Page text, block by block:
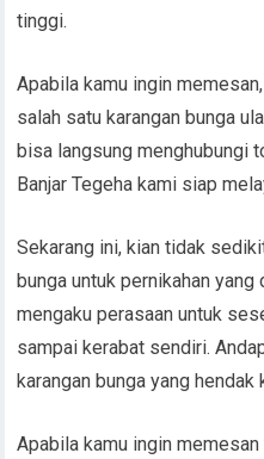
tinggi.
Apabila kamu ingin
salah satu karangan bunga
bisa langsung menghubungi
Banjar Tegeha kami siap
Sekarang ini, kian tidak
bunga untuk pernikahan
mengaku perasaan untuk
sampai kerabat sendiri.
karangan bunga yang hendak
Apabila kamu ingin